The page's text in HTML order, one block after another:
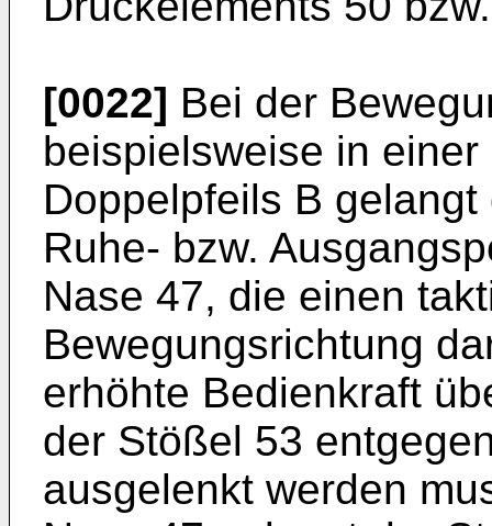
[0022] Bei der
beispielsweise in
Doppelpfeils B
Ruhe- bzw.
Nase 47, die einen
Bewegungsrichtung
erhöhte Bedienkraft
der Stößel 53
ausgelenkt werden